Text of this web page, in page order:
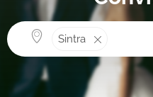
Sintra